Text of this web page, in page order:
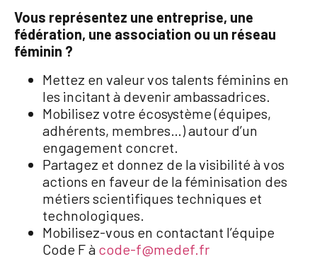
Vous représentez une entreprise, une
fédération, une association ou un réseau
féminin ?
Mettez en valeur vos talents féminins en
les incitant à devenir ambassadrices.
Mobilisez votre écosystème (équipes,
adhérents, membres…) autour d’un
engagement concret.
Partagez et donnez de la visibilité à vos
actions en faveur de la féminisation des
métiers scientifiques techniques et
technologiques.
Mobilisez-vous en contactant l’équipe
Code F à code-f@medef.fr